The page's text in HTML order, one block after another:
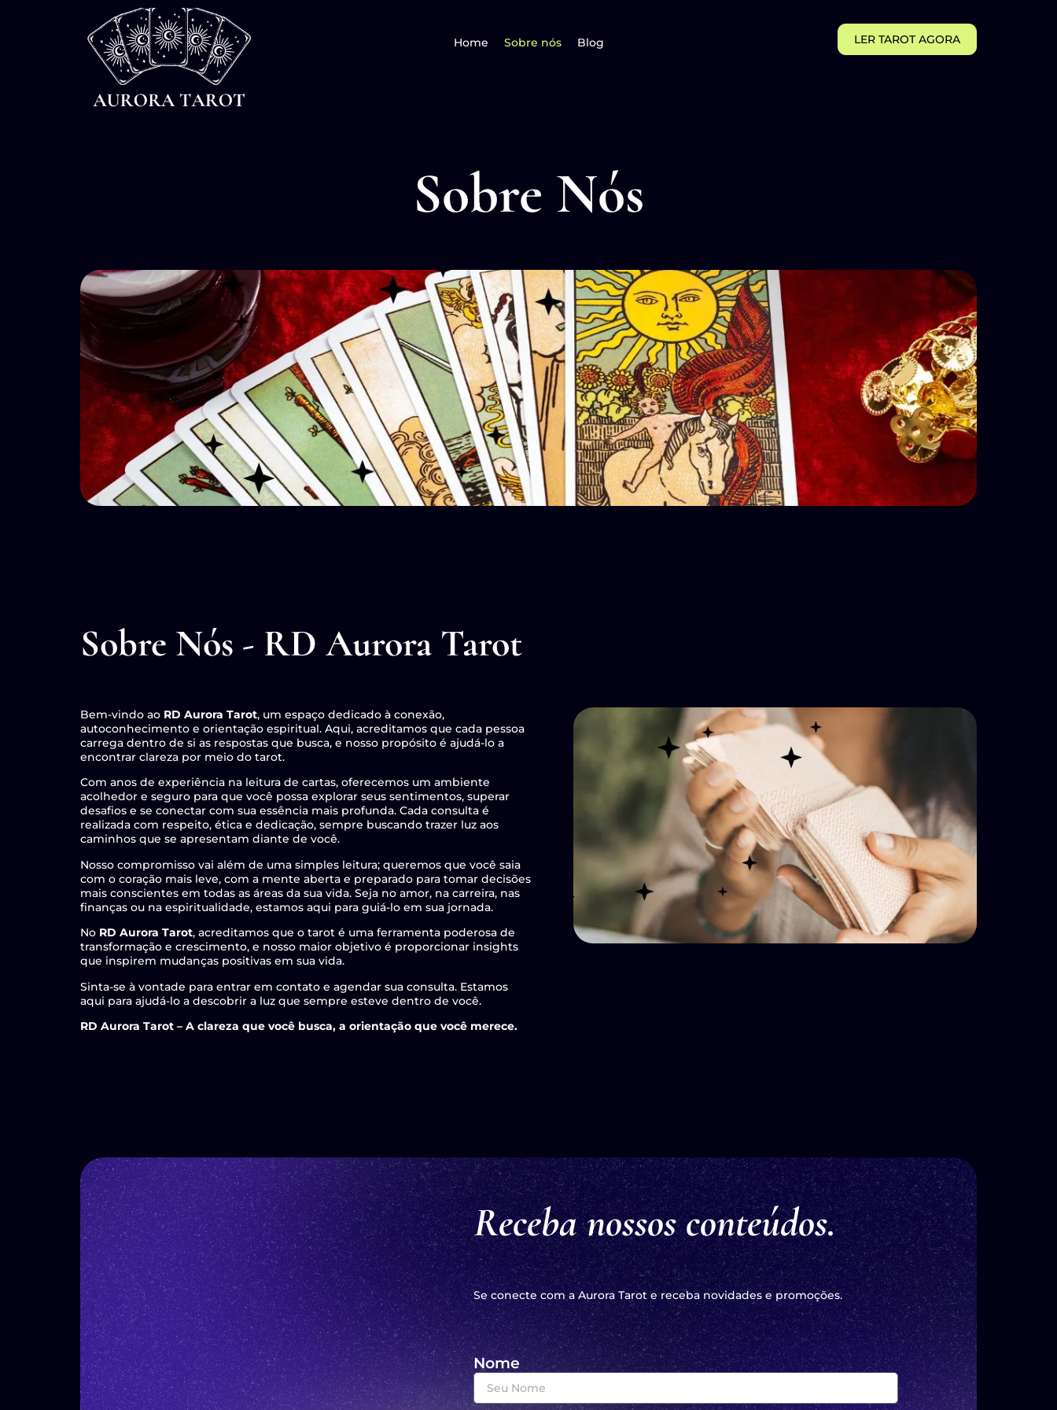
Home Sobre nós Blog LER TAROT AGORA
Sobre Nós
Sobre Nós - RD Aurora Tarot
Bem-vindo ao RD Aurora Tarot, um espaço dedicado à conexão,
autoconhecimento e orientação espiritual. Aqui, acreditamos que cada pessoa
carrega dentro de si as respostas que busca, e nosso propósito é ajudá-lo a
encontrar clareza por meio do tarot.
Com anos de experiência na leitura de cartas, oferecemos um ambiente
acolhedor e seguro para que você possa explorar seus sentimentos, superar
desafios e se conectar com sua essência mais profunda. Cada consulta é
realizada com respeito, ética e dedicação, sempre buscando trazer luz aos
caminhos que se apresentam diante de você.
Nosso compromisso vai além de uma simples leitura; queremos que você saia
com o coração mais leve, com a mente aberta e preparado para tomar decisões
mais conscientes em todas as áreas da sua vida. Seja no amor, na carreira, nas
finanças ou na espiritualidade, estamos aqui para guiá-lo em sua jornada.
No RD Aurora Tarot, acreditamos que o tarot é uma ferramenta poderosa de
transformação e crescimento, e nosso maior objetivo é proporcionar insights
que inspirem mudanças positivas em sua vida.
Sinta-se à vontade para entrar em contato e agendar sua consulta. Estamos
aqui para ajudá-lo a descobrir a luz que sempre esteve dentro de você.
RD Aurora Tarot – A clareza que você busca, a orientação que você merece.
Receba nossos conteúdos.
Se conecte com a Aurora Tarot e receba novidades e promoções.
Nome